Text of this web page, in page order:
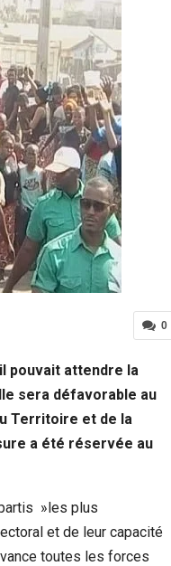
0
pouvait attendre la
sera défavorable au
Territoire et de la
a été réservée au
»les plus
et de leur capacité
toutes les forces